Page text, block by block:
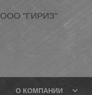
ООО "ГИРИЗ"
О КОМПАНИИ